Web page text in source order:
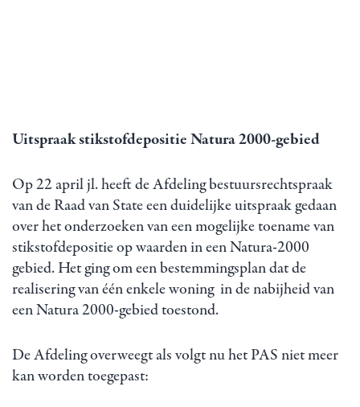
Uitspraak stikstofdepositie Natura 2000-gebied
Op 22 april jl. heeft de Afdeling bestuursrechtspraak
van de Raad van State een duidelijke uitspraak gedaan
over het onderzoeken van een mogelijke toename van
stikstofdepositie op waarden in een Natura-2000
gebied. Het ging om een bestemmingsplan dat de
realisering van één enkele woning in de nabijheid van
een Natura 2000-gebied toestond.
De Afdeling overweegt als volgt nu het PAS niet meer
kan worden toegepast: